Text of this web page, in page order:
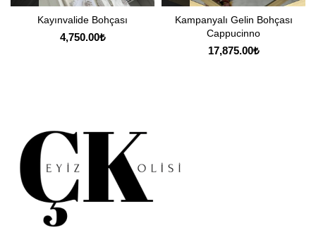
Kayınvalide Bohçası
4,750.00₺
Kampanyalı Gelin Bohçası
Cappucinno
17,875.00₺